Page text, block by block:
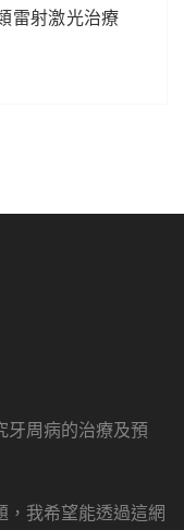
雷射激光治療
牙周病的治療及預
，我希望能透過這網